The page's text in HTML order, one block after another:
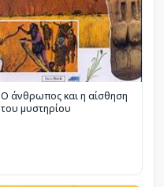
Ο άνθρωπος και η αίσθηση
του μυστηρίου